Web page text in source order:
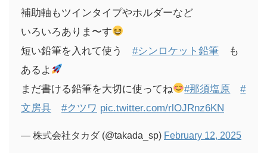
補助軸もツインタイプやホルダーなど
いろいろありま〜す
短い鉛筆を入れて使う #シンロケット鉛筆 も
あるよ
まだ書ける鉛筆を大切に使ってね
#那須塩原
#
文房具
#クツワ pic.twitter.com/rlOJRnz6KN
— 株式会社タカダ (@takada_sp) February 12, 2025